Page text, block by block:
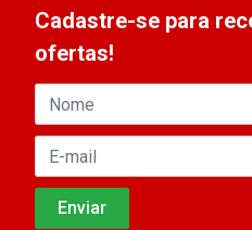
Cadastre-se para
ofertas!